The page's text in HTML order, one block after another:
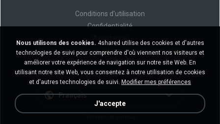
Conditions d'utilisation
Confidentialité
Ne vendez pas mes informations personnelles
Ne pas partager mes informations personnelles
Français
Nous utilisons des cookies. 4shared utilise des cookies et d'autres
technologies de suivi pour comprendre d'où viennent nos visiteurs et
améliorer votre expérience de navigation sur notre site Web. En
utilisant notre site Web, vous consentez à notre utilisation de cookies
et d'autres technologies de suivi. Modifier mes préférences
J'accepte